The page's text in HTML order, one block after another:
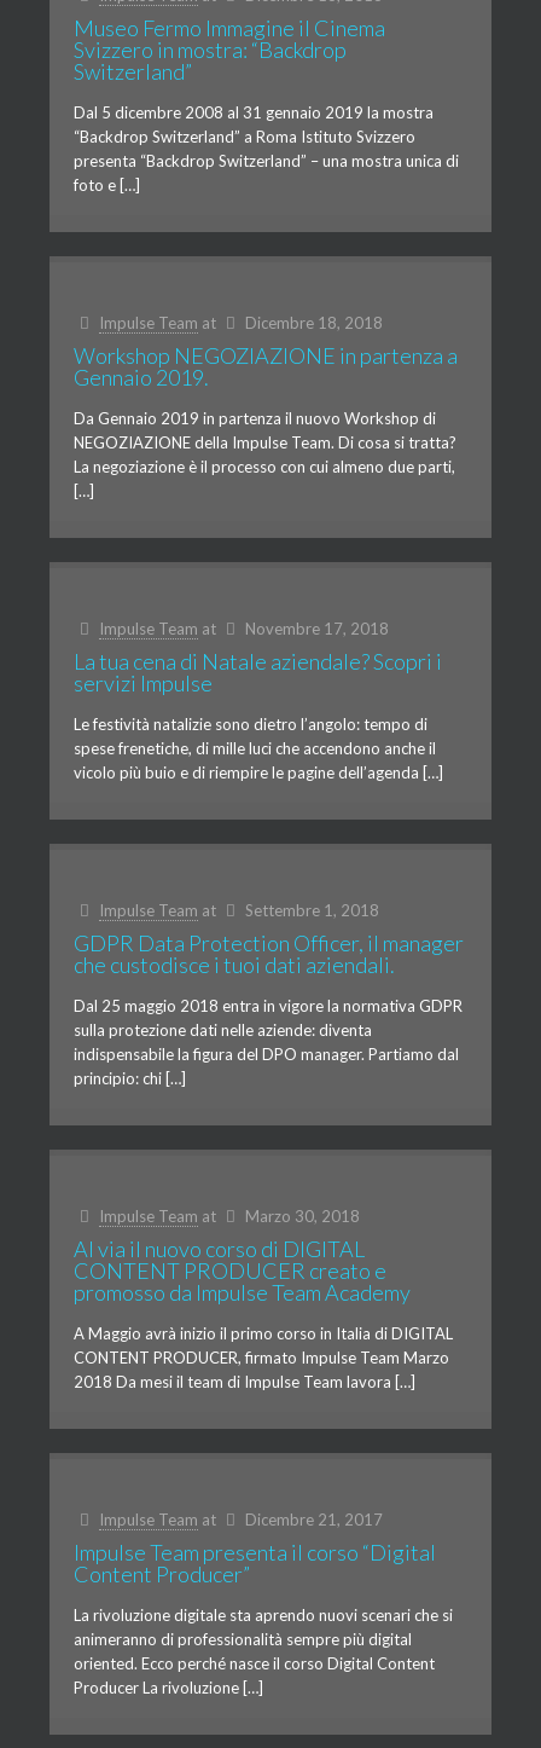
Museo Fermo Immagine il Cinema
Svizzero in mostra: “Backdrop
Switzerland”
Dal 5 dicembre 2008 al 31 gennaio 2019 la mostra
“Backdrop Switzerland” a Roma Istituto Svizzero
presenta “Backdrop Switzerland” – una mostra unica di
foto e […]
Impulse Team at Dicembre 18, 2018
Workshop NEGOZIAZIONE in partenza a
Gennaio 2019.
Da Gennaio 2019 in partenza il nuovo Workshop di
NEGOZIAZIONE della Impulse Team. Di cosa si tratta?
La negoziazione è il processo con cui almeno due parti,
[…]
Impulse Team at Novembre 17, 2018
La tua cena di Natale aziendale? Scopri i
servizi Impulse
Le festività natalizie sono dietro l’angolo: tempo di
spese frenetiche, di mille luci che accendono anche il
vicolo più buio e di riempire le pagine dell’agenda […]
Impulse Team at Settembre 1, 2018
GDPR Data Protection Officer, il manager
che custodisce i tuoi dati aziendali.
Dal 25 maggio 2018 entra in vigore la normativa GDPR
sulla protezione dati nelle aziende: diventa
indispensabile la figura del DPO manager. Partiamo dal
principio: chi […]
Impulse Team at Marzo 30, 2018
Al via il nuovo corso di DIGITAL
CONTENT PRODUCER creato e
promosso da Impulse Team Academy
A Maggio avrà inizio il primo corso in Italia di DIGITAL
CONTENT PRODUCER, firmato Impulse Team Marzo
2018 Da mesi il team di Impulse Team lavora […]
Impulse Team at Dicembre 21, 2017
Impulse Team presenta il corso “Digital
Content Producer”
La rivoluzione digitale sta aprendo nuovi scenari che si
animeranno di professionalità sempre più digital
oriented. Ecco perché nasce il corso Digital Content
Producer La rivoluzione […]